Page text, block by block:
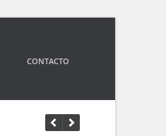
CONTACTO